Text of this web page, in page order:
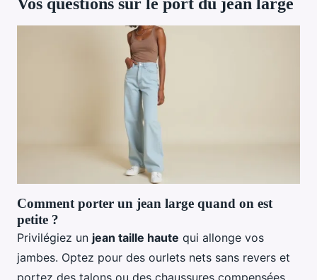
Vos questions sur le port du jean large
Comment porter un jean large quand on est
petite ?
Privilégiez un jean taille haute qui allonge vos
jambes. Optez pour des ourlets nets sans revers et